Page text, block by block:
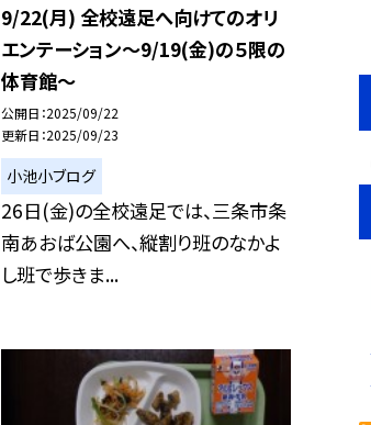
9/22(月) 全校遠足へ向けてのオリ
エンテーション〜9/19(金)の５限の
体育館〜
公開日 2025/09/22
更新日 2025/09/23
小池小ブログ
26日(金)の全校遠足では、三条市条
南あおば公園へ、縦割り班のなかよ
し班で歩きま...